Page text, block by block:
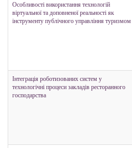
Особливості використання технологій
віртуальної та доповненої реальності як
інструменту публічного управління туризмом
Інтеграція роботизованих систем у
технологічні процеси закладів ресторанного
господарства